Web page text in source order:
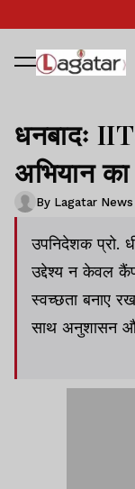
धनबादः
अभियान
By Lagatar News
उपनिदेशक प्रो.
उद्देश्य न केवल
स्वच्छता बनाए
साथ अनुशासन